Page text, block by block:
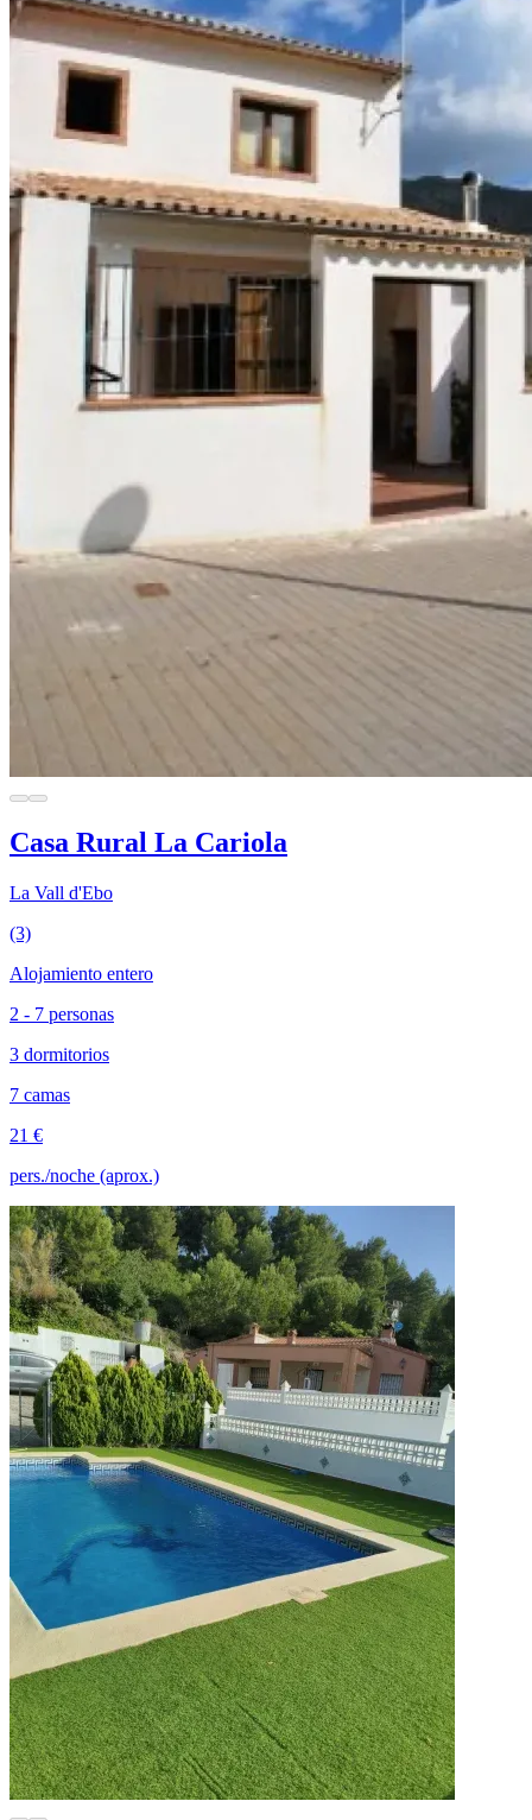
Casa Rural La Cariola
La Vall d'Ebo
(3)
Alojamiento entero
2 - 7 personas
3 dormitorios
7 camas
21 €
pers./noche (aprox.)